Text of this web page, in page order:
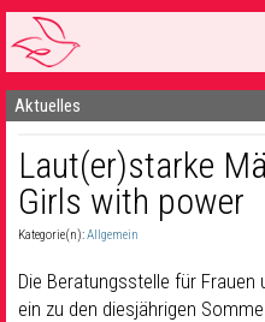
Startseite
1 Pfarrei
16 Gemeinden & mehr
Sakramente & Feste
Aktuelles
Laut(er)starke
Girls with power
Kategorie(n):Allgemein
Die Beratungsstelle für
ein zu den diesjährigen